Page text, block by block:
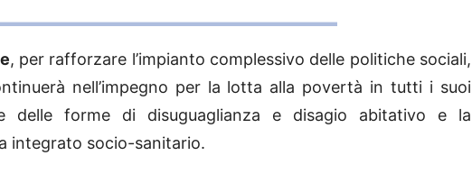
, per rafforzare l’impianto complessivo delle politiche sociali,
nell’impegno per la lotta alla povertà in tutti i suoi
delle forme di disuguaglianza e disagio abitativo e la
integrato socio-sanitario.